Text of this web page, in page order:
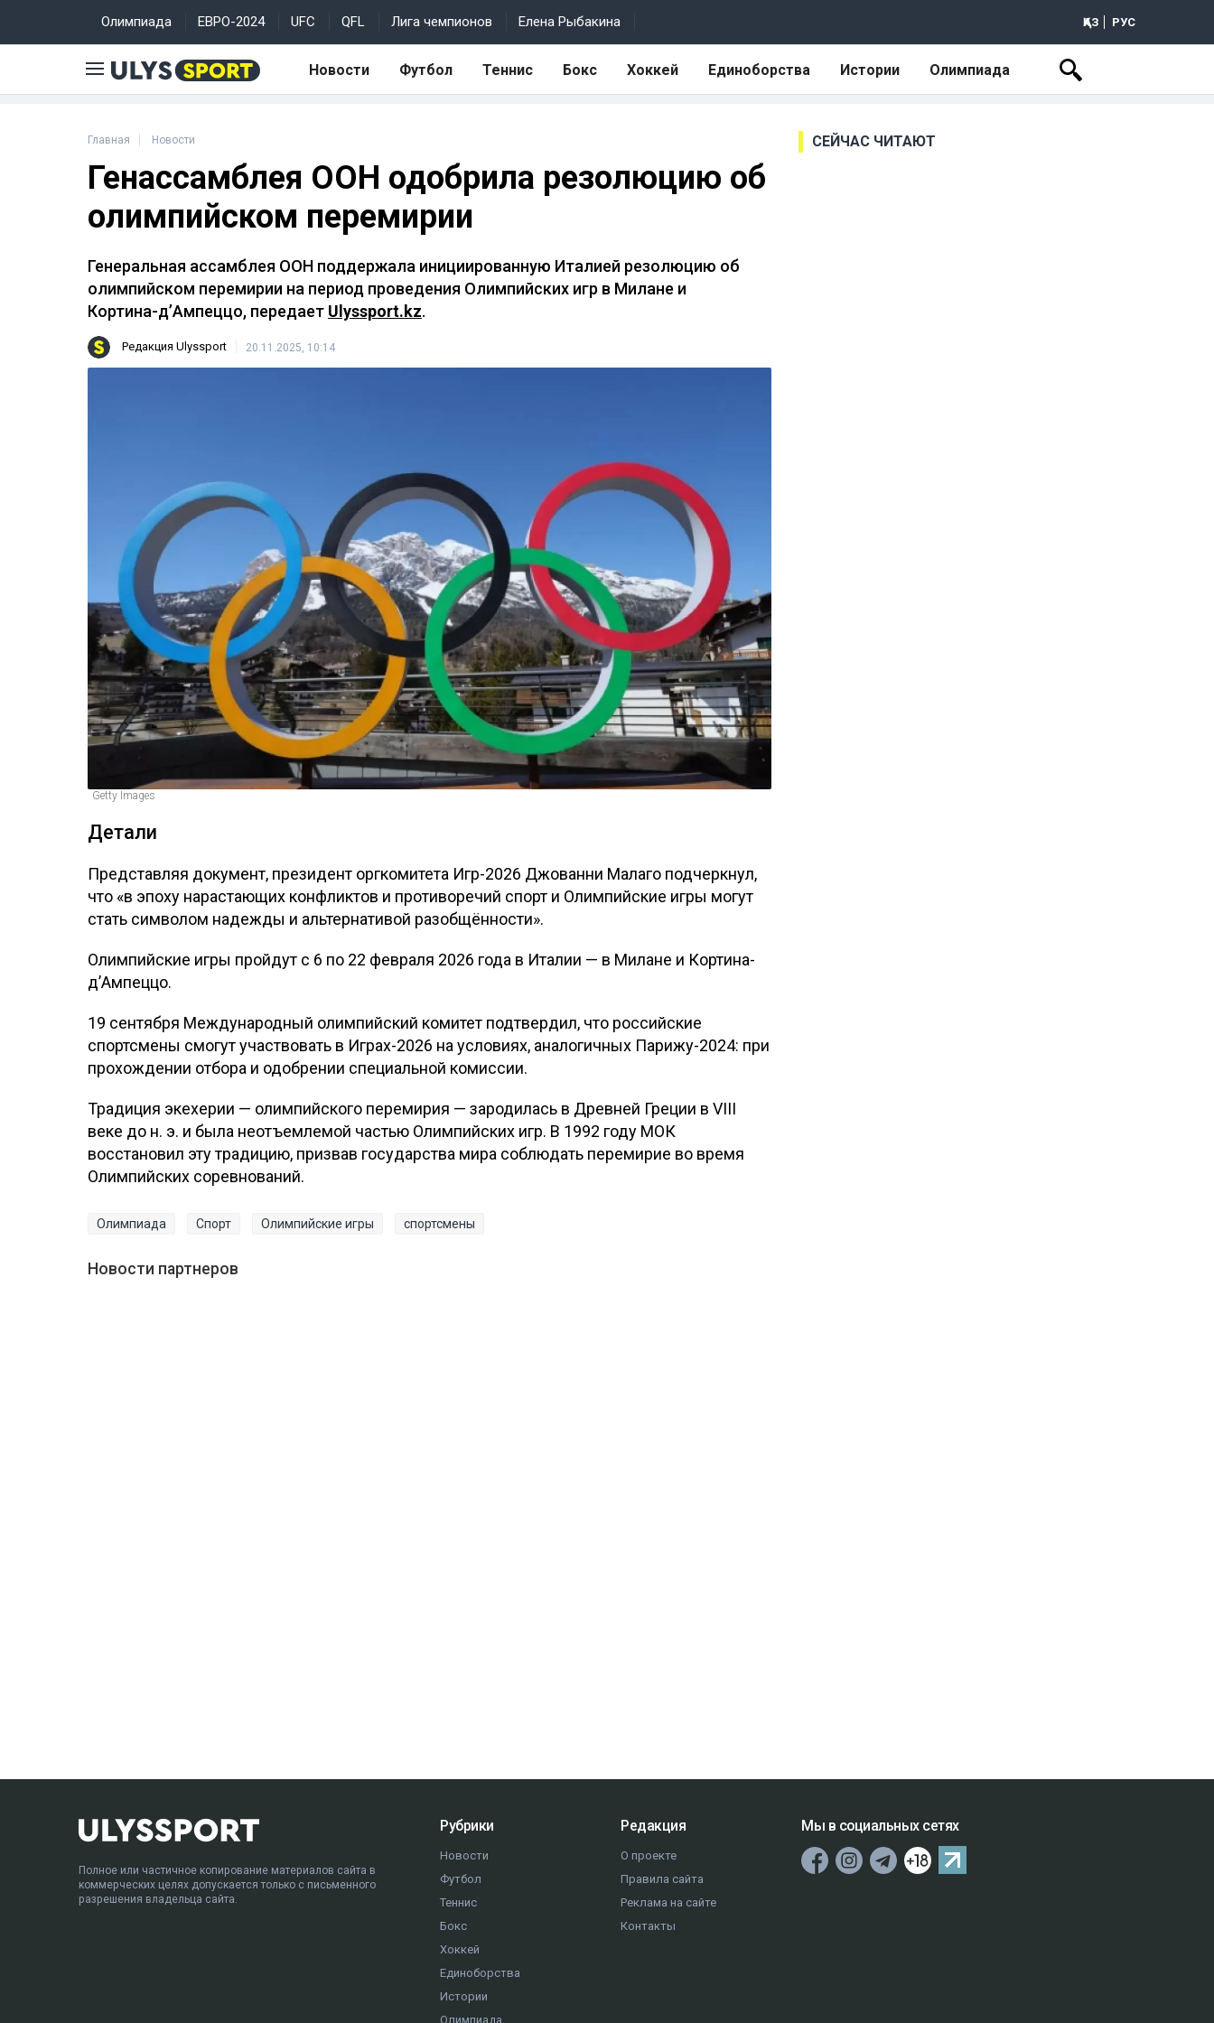
Олимпиада ЕВРО-2024 UFC QFL Лига чемпионов Елена Рыбакина ҚАЗ РУС
Новости Футбол Теннис Бокс Хоккей Единоборства Истории Олимпиада
Главная Новости
Генассамблея ООН одобрила резолюцию об
олимпийском перемирии
Генеральная ассамблея ООН поддержала инициированную Италией резолюцию об
олимпийском перемирии на период проведения Олимпийских игр в Милане и
Кортина-д’Ампеццо, передает Ulyssport.kz.
Редакция Ulyssport 20.11.2025, 10:14
Getty Images
Детали
Представляя документ, президент оргкомитета Игр-2026 Джованни Малаго подчеркнул,
что «в эпоху нарастающих конфликтов и противоречий спорт и Олимпийские игры могут
стать символом надежды и альтернативой разобщённости».
Олимпийские игры пройдут с 6 по 22 февраля 2026 года в Италии — в Милане и Кортина-
д’Ампеццо.
19 сентября Международный олимпийский комитет подтвердил, что российские
спортсмены смогут участвовать в Играх-2026 на условиях, аналогичных Парижу-2024: при
прохождении отбора и одобрении специальной комиссии.
Традиция экехерии — олимпийского перемирия — зародилась в Древней Греции в VIII
веке до н. э. и была неотъемлемой частью Олимпийских игр. В 1992 году МОК
восстановил эту традицию, призвав государства мира соблюдать перемирие во время
Олимпийских соревнований.
Олимпиада Спорт Олимпийские игры спортсмены
Новости партнеров
СЕЙЧАС ЧИТАЮТ
Полное или частичное копирование материалов сайта в
коммерческих целях допускается только с письменного
разрешения владельца сайта.
Рубрики
Новости
Футбол
Теннис
Бокс
Хоккей
Единоборства
Истории
Олимпиада
Редакция
О проекте
Правила сайта
Реклама на сайте
Контакты
Мы в социальных сетях